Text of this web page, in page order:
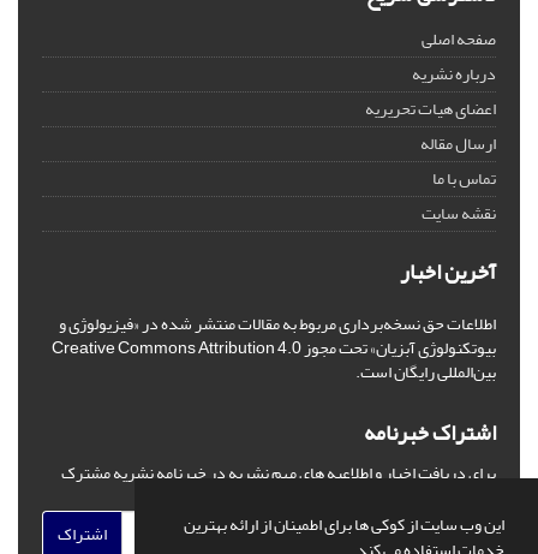
این وب سایت از کوکی ها برای اطمینان از ارائه بهترین
صفحه اصلی
درباره نشریه
اعضای هیات تحریریه
ارسال مقاله
تماس با ما
نقشه سایت
آخرین اخبار
اطلاعات حق نسخه‌برداری مربوط به مقالات منتشر شده در «فیزیولوژی و
بیوتکنولوژی آبزیان» تحت مجوز Creative Commons Attribution 4.0
بین‌المللی رایگان است.
اشتراک خبرنامه
برای دریافت اخبار و اطلاعیه های مهم نشریه در خبرنامه نشریه مشترک
اشتراک